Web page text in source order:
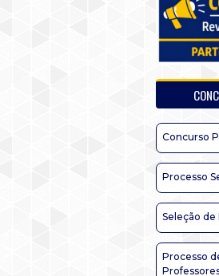
Concurso
Processo
Seleção de
Processo